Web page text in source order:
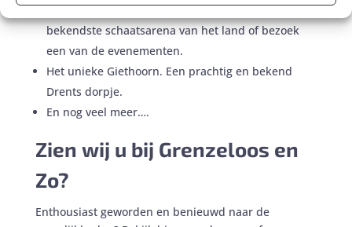
Thialf Heerenveen. Stap zelf op het ijs in de
bekendste schaatsarena van het land of bezoek
een van de evenementen.
Het unieke Giethoorn. Een prachtig en bekend
Drents dorpje.
En nog veel meer….
Zien wij u bij Grenzeloos en
Zo?
Enthousiast geworden en benieuwd naar de